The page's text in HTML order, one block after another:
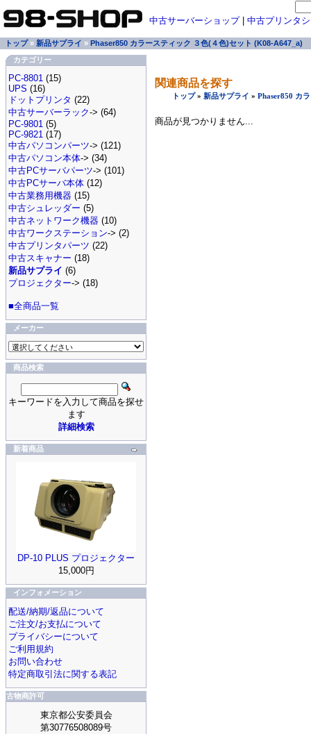
関連商品を探す
トップ» 新品サプライ » Phaser850 カ
商品が見つかりません...
中古サーバーショップ| 中古プリンタ
トップ» 新品サプライ » Phaser850 カラースティック ３色(４色)セット (K08-A647_a)
カテゴリー
PC-8801 (15)
UPS (16)
ドットプリンタ (22)
中古サーバーラック-> (64)
PC-9801 (5)
PC-9821 (17)
中古パソコンパーツ-> (121)
中古パソコン本体-> (34)
中古PCサーバパーツ-> (101)
中古PCサーバ本体 (12)
中古業務用機器 (15)
中古シュレッダー (5)
中古ネットワーク機器 (10)
中古ワークステーション-> (2)
中古プリンタパーツ (22)
中古スキャナー (18)
新品サプライ (6)
プロジェクター-> (18)
■全商品一覧
メーカー
商品検索
キーワードを入力して商品を探せ
ます
詳細検索
新着商品
DP-10 PLUS プロジェクター
15,000円
インフォメーション
配送/納期/返品について
ご注文/お支払について
プライバシーについて
ご利用規約
お問い合わせ
特定商取引法に関する表記
古物商許可
東京都公安委員会
第30776508089号